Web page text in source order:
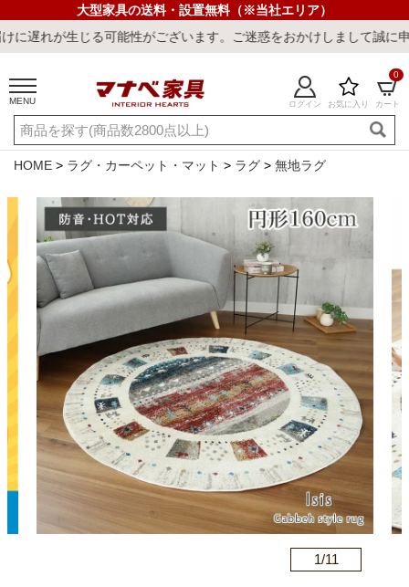
大型家具の送料・設置無料（※当社エリア）
可能性がございます。ご迷惑をおかけしまして誠に申し訳ございま
MENU ログイン お気に入り カート
0
ご利用ガイド 新規会員登録
店舗一覧 閲覧履歴
キーワード・商品番号で探す
最短発送 冷感ラグ 冷感寝具 ワークデスク ウィルトンラ
カテゴリから探す
HOME ラグ・カーペット・マット ラグ 無地ラグ
1/11